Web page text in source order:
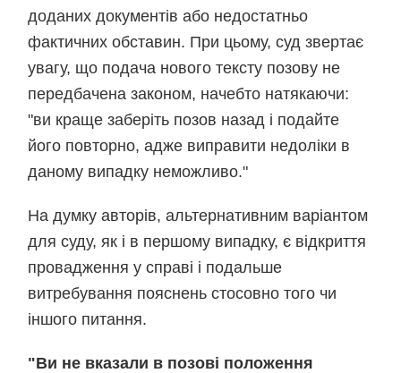
доданих документів або недостатньо
фактичних обставин. При цьому, суд звертає
увагу, що подача нового тексту позову не
передбачена законом, начебто натякаючи:
"ви краще заберіть позов назад і подайте
його повторно, адже виправити недоліки в
даному випадку неможливо."
На думку авторів, альтернативним варіантом
для суду, як і в першому випадку, є відкриття
провадження у справі і подальше
витребування пояснень стосовно того чи
іншого питання.
"Ви не вказали в позові положення